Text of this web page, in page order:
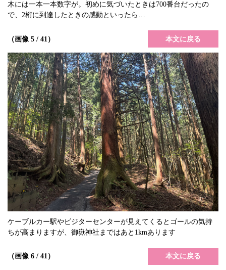
木には一本一本数字が。初めに気づいたときは700番台だったの
で、2桁に到達したときの感動といったら…
（画像 5 / 41） 本文に戻る
ケーブルカー駅やビジターセンターが見えてくるとゴールの気持
ちが高まりますが、御嶽神社まではあと1kmあります
（画像 6 / 41） 本文に戻る